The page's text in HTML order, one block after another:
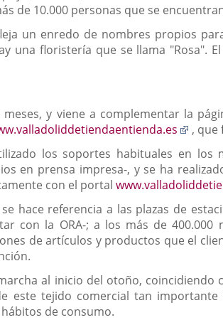
de 10.000 personas que se
un enredo de nombres propios
una floristería que se llama "Rosa".
y viene a complementar la
Enlace
una
, que
los soportes habituales en los
en prensa impresa-, y se ha
con el portal
hace referencia a las plazas de
con la ORA-; a los más de
de artículos y productos que el
al inicio del otoño,
este tejido comercial tan
de consumo.